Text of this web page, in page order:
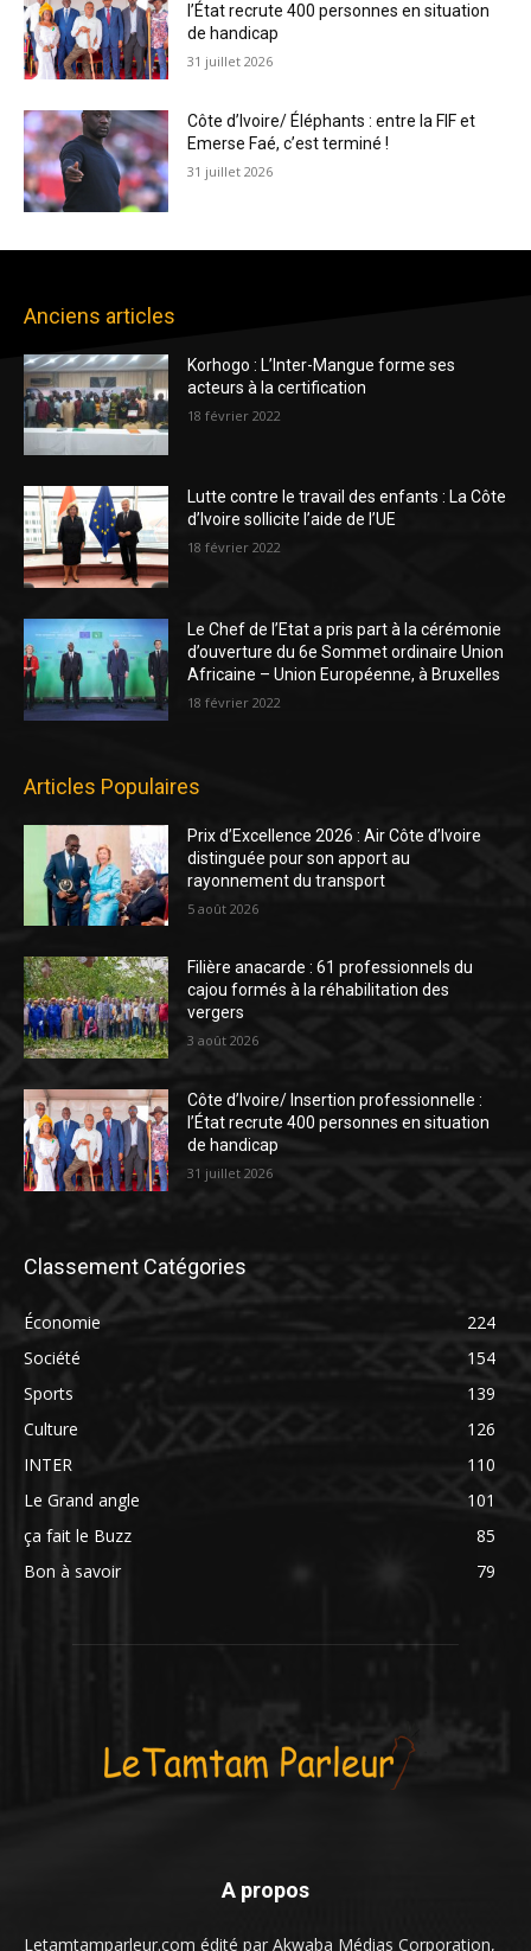
l’État recrute 400 personnes en situation
de handicap
31 juillet 2026
Côte d’Ivoire/ Éléphants : entre la FIF et
Emerse Faé, c’est terminé !
31 juillet 2026
Anciens articles
Korhogo : L’Inter-Mangue forme ses
acteurs à la certification
18 février 2022
Lutte contre le travail des enfants : La Côte
d’Ivoire sollicite l’aide de l’UE
18 février 2022
Le Chef de l’Etat a pris part à la cérémonie
d’ouverture du 6e Sommet ordinaire Union
Africaine – Union Européenne, à Bruxelles
18 février 2022
Articles Populaires
Prix d’Excellence 2026 : Air Côte d’Ivoire
distinguée pour son apport au
rayonnement du transport
5 août 2026
Filière anacarde : 61 professionnels du
cajou formés à la réhabilitation des
vergers
3 août 2026
Côte d’Ivoire/ Insertion professionnelle :
l’État recrute 400 personnes en situation
de handicap
31 juillet 2026
Classement Catégories
Économie
224
Société
154
Sports
139
Culture
126
INTER
110
Le Grand angle
101
ça fait le Buzz
85
Bon à savoir
79
A propos
Letamtamparleur.com édité par Akwaba Médias Corporation,